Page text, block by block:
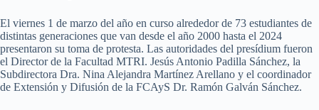
El viernes 1 de marzo del año en curso alrededor de 73 estudiantes de
distintas generaciones que van desde el año 2000 hasta el 2024
presentaron su toma de protesta. Las autoridades del presídium fueron
el Director de la Facultad MTRI. Jesús Antonio Padilla Sánchez, la
Subdirectora Dra. Nina Alejandra Martínez Arellano y el coordinador
de Extensión y Difusión de la FCAyS Dr. Ramón Galván Sánchez.